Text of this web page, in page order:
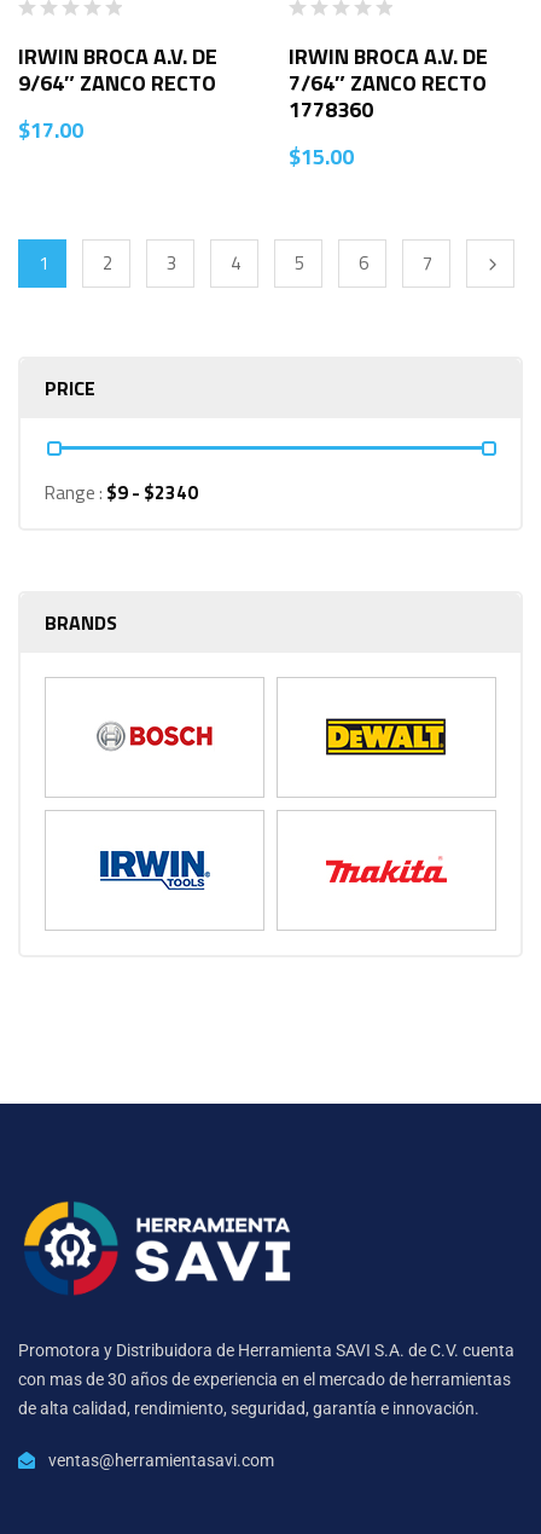
PRICE
Range : $9 - $2340
BRANDS
IRWIN BROCA A.V. DE
9/64″ ZANCO RECTO
$17.00
IRWIN BROCA A.V. DE
7/64″ ZANCO RECTO
1778360
$15.00
1 2 3 4 5 6 7
Promotora y Distribuidora de Herramienta SAVI S.A. de C.V. cuenta
con mas de 30 años de experiencia en el mercado de herramientas
de alta calidad, rendimiento, seguridad, garantía e innovación.
ventas@herramientasavi.com